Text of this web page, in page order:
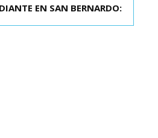
MONUMENTAL: LA